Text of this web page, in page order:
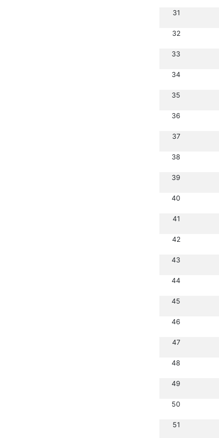
31
32
33
34
35
36
37
38
39
40
41
42
43
44
45
46
47
48
49
50
51